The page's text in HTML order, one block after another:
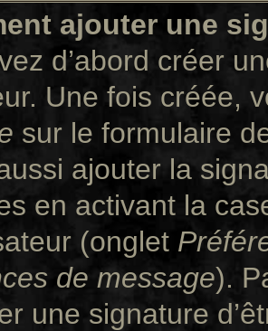
ajouter une
d’abord créer
Une fois créée,
sur le formulaire
ajouter la
en activant la
(onglet
de message).
une signature